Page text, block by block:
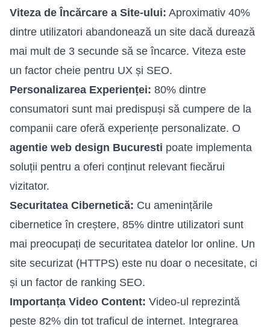
Viteza de Încărcare a Site-ului: Aproximativ 40%
dintre utilizatori abandonează un site dacă durează
mai mult de 3 secunde să se încarce. Viteza este
un factor cheie pentru UX și SEO.
Personalizarea Experienței: 80% dintre
consumatori sunt mai predispuși să cumpere de la
companii care oferă experiențe personalizate. O
agentie web design Bucuresti poate implementa
soluții pentru a oferi conținut relevant fiecărui
vizitator.
Securitatea Cibernetică: Cu amenințările
cibernetice în creștere, 85% dintre utilizatori sunt
mai preocupați de securitatea datelor lor online. Un
site securizat (HTTPS) este nu doar o necesitate, ci
și un factor de ranking SEO.
Importanța Video Content: Video-ul reprezintă
peste 82% din tot traficul de internet. Integrarea